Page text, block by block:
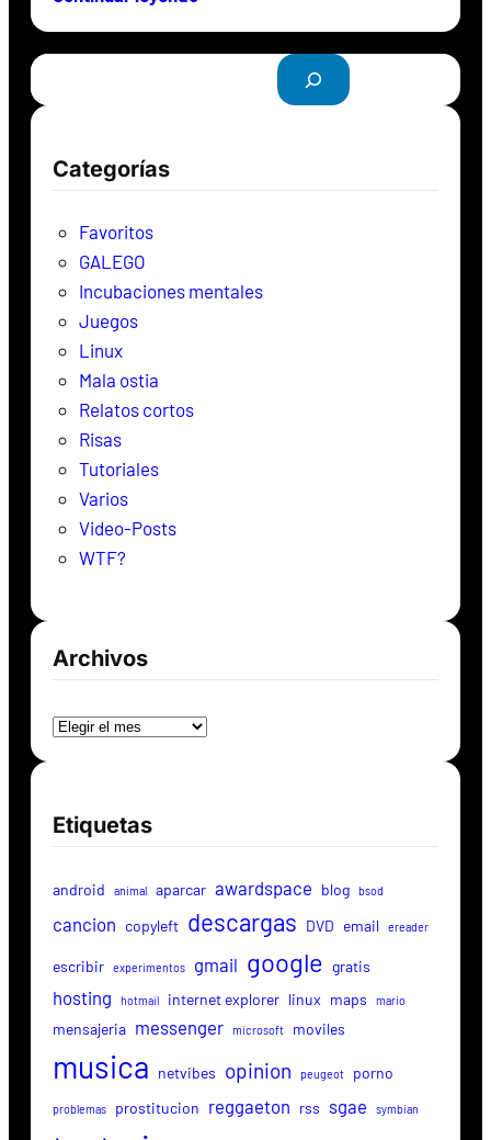
B
u
s
Categorías
Favoritos
GALEGO
Incubaciones mentales
Juegos
Linux
Mala ostia
Relatos cortos
Risas
Tutoriales
Varios
Video-Posts
WTF?
Archivos
Etiquetas
android animal aparcar awardspace blog bsod
cancion copyleft descargas DVD email ereader
escribir experimentos gmail google gratis
hosting hotmail internet explorer linux maps mario
mensajeria messenger microsoft moviles
musica netvibes opinion peugeot porno
problemas prostitucion reggaeton rss sgae symbian